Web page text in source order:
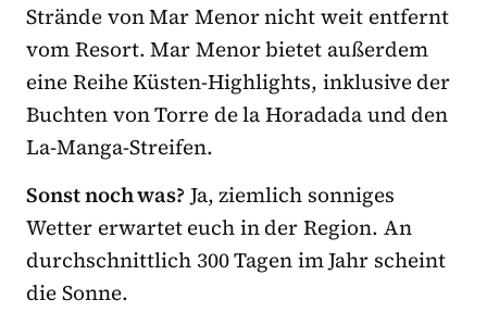
Strände von Mar Menor nicht weit entfernt
vom Resort. Mar Menor bietet außerdem
eine Reihe Küsten-Highlights, inklusive der
Buchten von Torre de la Horadada und den
La-Manga-Streifen.
Sonst noch was? Ja, ziemlich sonniges
Wetter erwartet euch in der Region. An
durchschnittlich 300 Tagen im Jahr scheint
die Sonne.